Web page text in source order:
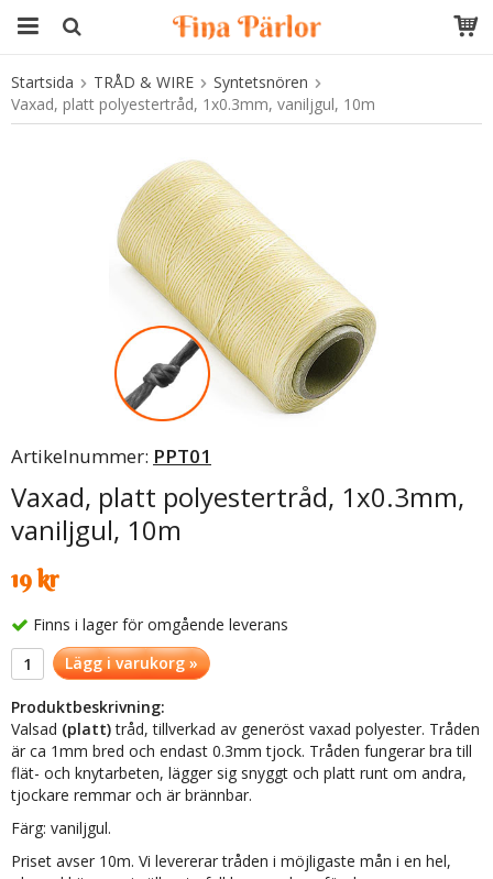
Produkten har blivit tillagd i varukorgen
Startsida TRÅD & WIRE
Syntetsnören
Vaxad, platt polyestertråd, 1x0.3mm, vaniljgul, 10m
Artikelnummer: PPT01
Vaxad, platt polyestertråd, 1x0.3mm,
vaniljgul, 10m
19 kr
Finns i lager för omgående leverans
Lägg i varukorg »
Produktbeskrivning:
Valsad (platt)tråd, tillverkad av generöst vaxad polyester. Tråden
är ca 1mm bred och endast 0.3mm tjock. Tråden fungerar bra till
flät- och knytarbeten, lägger sig snyggt och platt runt om andra,
tjockare remmar och är brännbar.
Färg: vaniljgul.
Priset avser 10m. Vi levererar tråden i möjligaste mån i en hel,